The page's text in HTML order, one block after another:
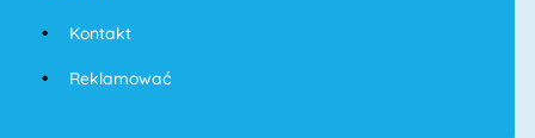
Kontakt
Reklamować